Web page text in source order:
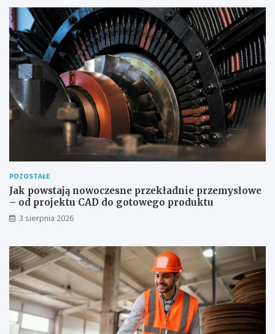
POZOSTAŁE
Jak powstają nowoczesne przekładnie przemysłowe
– od projektu CAD do gotowego produktu
3 sierpnia 2026